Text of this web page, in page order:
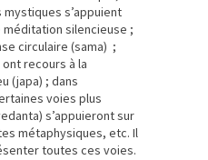
s’appuient
méditation silencieuse ;
circulaire (sama) ;
recours à la
(japa) ; dans
voies plus
s’appuieront sur
métaphysiques, etc. Il
toutes ces voies.